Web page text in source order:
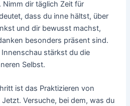
dir täglich Zeit für
dass du inne hältst, über
und dir bewusst machst,
besonders präsent sind.
stärkst du die
Selbst.
ist das Praktizieren von
Versuche, bei dem, was du